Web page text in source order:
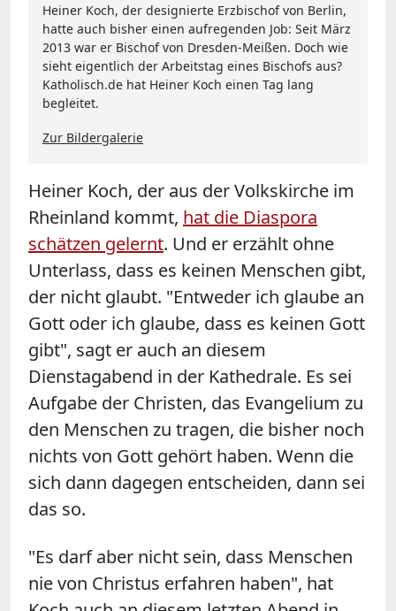
Heiner Koch, der designierte Erzbischof von Berlin,
hatte auch bisher einen aufregenden Job: Seit März
2013 war er Bischof von Dresden-Meißen. Doch wie
sieht eigentlich der Arbeitstag eines Bischofs aus?
Katholisch.de hat Heiner Koch einen Tag lang
begleitet.
Zur Bildergalerie
Heiner Koch, der aus der Volkskirche im
Rheinland kommt, hat die Diaspora
schätzen gelernt. Und er erzählt ohne
Unterlass, dass es keinen Menschen gibt,
der nicht glaubt. "Entweder ich glaube an
Gott oder ich glaube, dass es keinen Gott
gibt", sagt er auch an diesem
Dienstagabend in der Kathedrale. Es sei
Aufgabe der Christen, das Evangelium zu
den Menschen zu tragen, die bisher noch
nichts von Gott gehört haben. Wenn die
sich dann dagegen entscheiden, dann sei
das so.
"Es darf aber nicht sein, dass Menschen
nie von Christus erfahren haben", hat